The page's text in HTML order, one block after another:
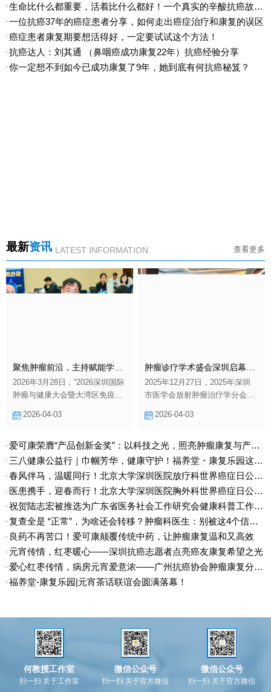
14抗癌11年的康复之路她是这样走过来的
免得拖累亲人，从此通宵难眠，人一下子瘦了好几斤，病灶的症状（血尿）越来越明显，周期越来越缩短，心想末日即将来临。就在这时，女儿在网上查到了何教授的资料，并发去信息咨询，很快就有了回音，建议尽快做根治术，采取中西医结合治疗，效果是很理想的。
15 抗癌斗士中山六院副院长王磊，与肿瘤抗争到生命最后一刻
生命比什么都重要，活着比什么都好！一个真实的辛酸抗癌故事-上集
一位抗癌37年的癌症患者分享，如何走出癌症治疗和康复的误区
癌症患者康复期要想活得好，一定要试试这个方法！
抗癌达人：刘其通 （鼻咽癌成功康复22年）抗癌经验分享
你一定想不到如今已成功康复了9年，她到底有何抗癌秘笈？
最新资讯 LATEST INFORMATION 查看更多
聚焦肿瘤前沿，主持赋能学术｜陆志宏理事长受邀请参加并主持2026深圳国际肿瘤与健康大会圆满落幕
2026年3月28日，“2026深圳国际
肿瘤与健康大会暨大湾区免疫代
资本市场学院隆重举行。作为聚
的高层次学术盛会，本次大会汇
聚国内外顶尖力量，而深圳市抗
癌协会癌症康复会理事长、福养
会肿瘤康复分会主委陆志宏先
生，受邀担任大会主持人，以专
业素养串联全场，为学术交流注
入温度与力量，助力大会圆满落
幕。
2026-04-03
2025年12月27日，2025年深圳
市医学会放射肿瘤治疗学分会学
瘤健康管理专业委员会年会在大
大会集结国内肿瘤诊疗领域顶尖
力量，聚焦放射肿瘤治疗技术创
新、肿瘤健康管理规范化等核心
方向展开深度研讨，深圳市健康
管理协会副会长、资深肿瘤康复
专家陆志宏教授应邀出席并担任
重要环节主持人，
2026-04-03
爱可康荣膺“产品创新金奖”：以科技之光，照亮肿瘤康复与产业未来
三八健康公益行｜巾帼芳华，健康守护！福养堂・康复乐园这场女性健康之约温暖落幕
春风伴马，温暖同行！北京大学深圳医院放疗科世界癌症日公益行圆满落幕
医患携手，迎春而行！北京大学深圳医院胸外科世界癌症日公益行圆满举办
祝贺陆志宏被推选为广东省医务社会工作研究会健康科普工作分会副主委
复查全是 “正常”，为啥还会转移？肿瘤科医生：别被这4个信号漏网！
良药不再苦口！爱可康颠覆传统中药，让肿瘤康复温和又高效
元宵传情，红枣暖心——深圳抗癌志愿者点亮癌友康复希望之光
爱心红枣传情，病房元宵爱意浓——广州抗癌协会肿瘤康复分会志愿者照亮康复之路
福养堂-康复乐园|元宵茶话联谊会圆满落幕！
何教授工作室
扫一扫 关于工作室
微信公众号
扫一扫 关于官方微信
微信公众号
扫一扫 关于官方微信